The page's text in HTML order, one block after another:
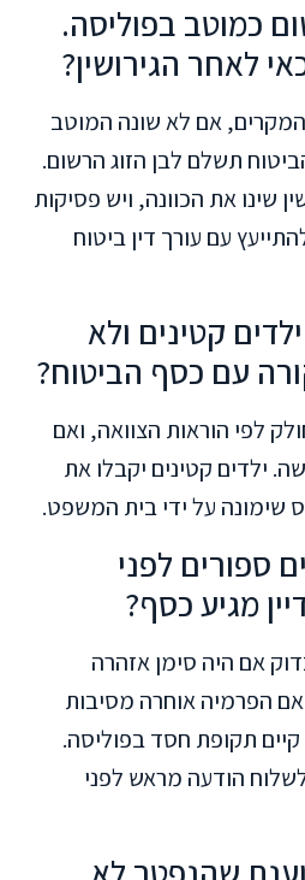
כמוטב בפוליסה.
לאחר הגירושין?
המקרים, אם לא שונה המוטב
תשלם לבן הזוג הרשום.
שינו את הכוונה, ויש פסיקות
עם עורך דין ביטוח
קטינים ולא
עם כסף הביטוח?
לפי הוראות הצוואה, ואם
ילדים קטינים יקבלו את
שימונה על ידי בית המשפט.
ספורים לפני
מגיע כסף?
אם היה סימן אזהרה
הפרמיה אוחרה מסיבות
תקופת חסד בפוליסה.
הודעה מראש לפני